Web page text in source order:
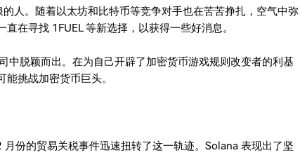
人。随着以太坊和比特币等竞争对手也在苦苦挣扎，空气中弥
在寻找 1FUEL 等新选择，以获得一些好消息。
中脱颖而出。在为自己开辟了加密货币游戏规则改变者的利基
挑战加密货币巨头。
份的贸易关税事件迅速扭转了这一轨迹。Solana 表现出了坚